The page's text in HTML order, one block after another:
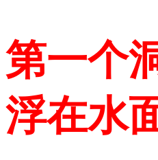
第一个
浮在水